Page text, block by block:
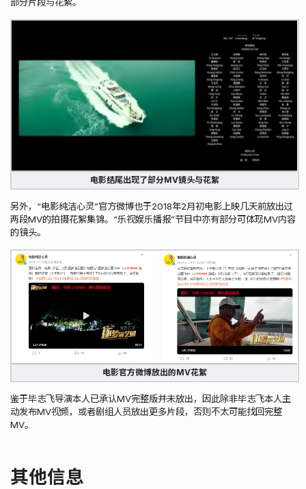
电影结尾出现了部分MV镜头与花絮
另外，“电影纯洁心灵”官方微博也于2018年2月初电影上映几天前放出过
两段MV的拍摄花絮集锦。“乐视娱乐播报”节目中亦有部分可体现MV内容
的镜头。
电影官方微博放出的MV花絮
鉴于毕志飞导演本人已承认MV完整版并未放出，因此除非毕志飞本人主
动发布MV视频，或者剧组人员放出更多片段，否则不太可能找回完整
MV。
其他信息